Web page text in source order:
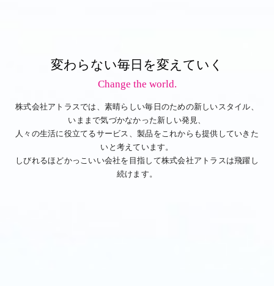
変わらない毎日を変えていく
Change the world.
株式会社アトラスでは、素晴らしい毎日のための新しいスタイル、
いままで気づかなかった新しい発見、
人々の生活に役立てるサービス、製品をこれからも提供していきた
いと考えています。
しびれるほどかっこいい会社を目指して株式会社アトラスは飛躍し
続けます。